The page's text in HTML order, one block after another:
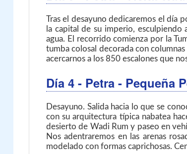
Tras el desayuno dedicaremos el día
la capital de su imperio, esculpiendo
agua. El recorrido comienza por la
tumba colosal decorada con
acercarnos a los 850 escalones que
Día 4 - Petra - Pequeña
Desayuno. Salida hacia lo que se
con su arquitectura típica nabatea
desierto de Wadi Rum y paseo en
Nos adentraremos en las arenas
modelado con formas caprichosas.